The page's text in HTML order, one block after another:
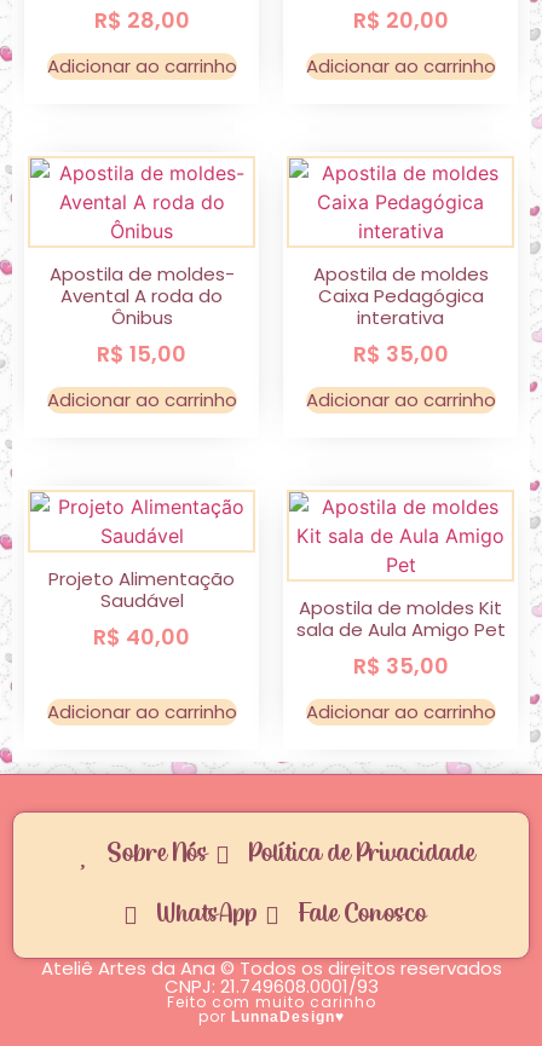
R$ 28,00
Adicionar ao carrinho
R$ 20,00
Adicionar ao carrinho
Apostila de moldes-
Avental A roda do
Ônibus
R$ 15,00
Adicionar ao carrinho
Apostila de moldes
Caixa Pedagógica
interativa
R$ 35,00
Adicionar ao carrinho
Projeto Alimentação
Saudável
R$ 40,00
Adicionar ao carrinho
Apostila de moldes Kit
sala de Aula Amigo Pet
R$ 35,00
Adicionar ao carrinho
Sobre Nós Política de Privacidade
WhatsApp Fale Conosco
Ateliê Artes da Ana © Todos os direitos reservados
CNPJ: 21.749608.0001/93
Feito com muito carinho
por LunnaDesign♥